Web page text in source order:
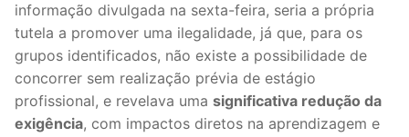
informação divulgada na sexta-feira, seria a própria
tutela a promover uma ilegalidade, já que, para os
grupos identificados, não existe a possibilidade de
concorrer sem realização prévia de estágio
profissional, e revelava uma significativa redução da
exigência, com impactos diretos na aprendizagem e